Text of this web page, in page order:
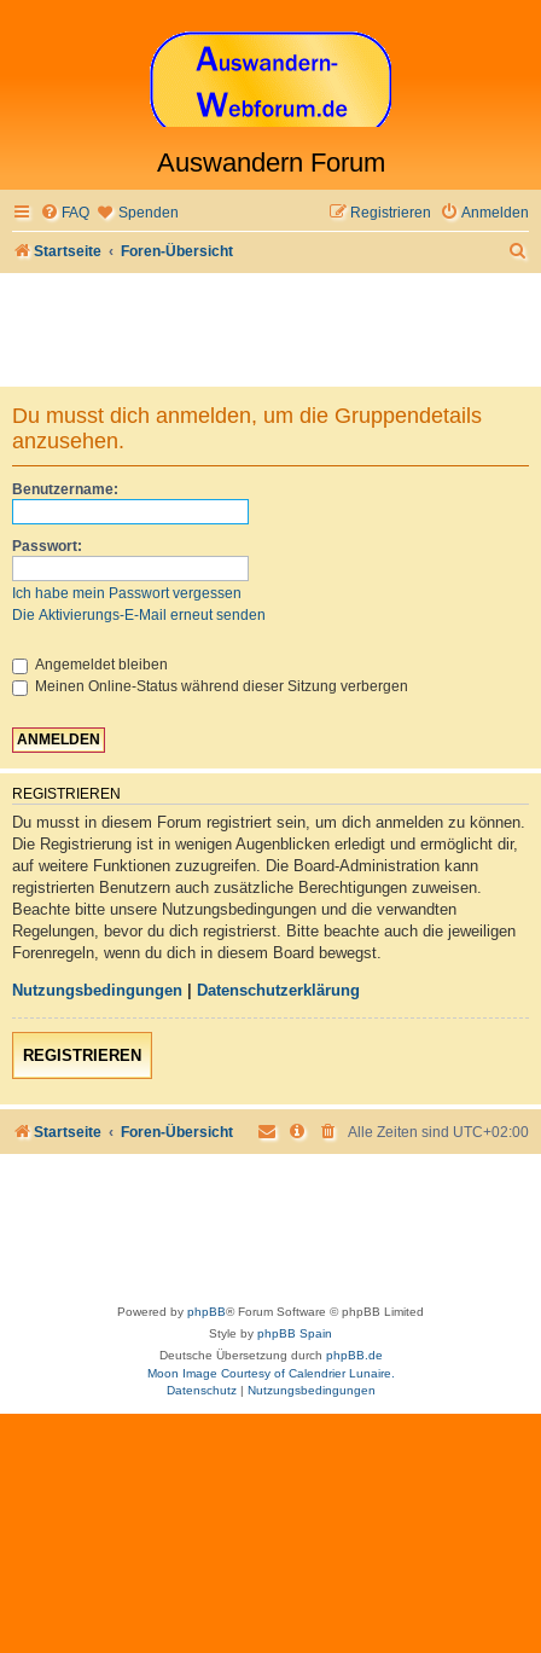
Auswandern Forum
FAQ Spenden Anmelden
Registrieren
Startseite Foren-Übersicht
Du musst dich anmelden, um die Gruppendetails
anzusehen.
Benutzername:
Passwort:
Ich habe mein Passwort vergessen
Die Aktivierungs-E-Mail erneut senden
Angemeldet bleiben
Meinen Online-Status während dieser Sitzung verbergen
REGISTRIEREN
Du musst in diesem Forum registriert sein, um dich anmelden zu können.
Die Registrierung ist in wenigen Augenblicken erledigt und ermöglicht dir,
auf weitere Funktionen zuzugreifen. Die Board-Administration kann
registrierten Benutzern auch zusätzliche Berechtigungen zuweisen.
Beachte bitte unsere Nutzungsbedingungen und die verwandten
Regelungen, bevor du dich registrierst. Bitte beachte auch die jeweiligen
Forenregeln, wenn du dich in diesem Board bewegst.
Nutzungsbedingungen Datenschutzerklärung
REGISTRIEREN
Startseite Foren-Übersicht Alle Zeiten sind UTC+02:00
Powered by phpBB® Forum Software © phpBB Limited
Style by phpBB Spain
Deutsche Übersetzung durch phpBB.de
Moon Image Courtesy of Calendrier Lunaire.
Datenschutz| Nutzungsbedingungen